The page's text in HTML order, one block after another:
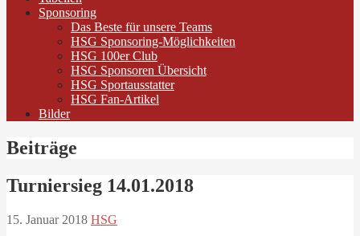
Sponsoring
Das Beste für unsere Teams
HSG Sponsoring-Möglichkeiten
HSG 100er Club
HSG Sponsoren Übersicht
HSG Sportausstatter
HSG Fan-Artikel
Bilder
Beiträge
Turniersieg 14.01.2018
15. Januar 2018 HSG